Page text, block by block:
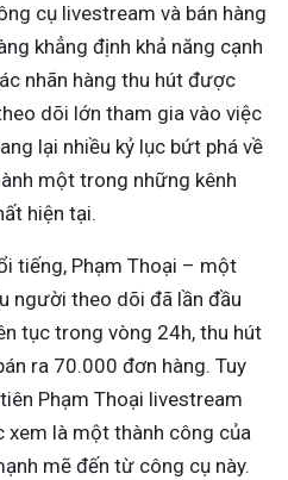
cụ livestream và bán hàng
khẳng định khả năng cạnh
nhãn hàng thu hút được
dõi lớn tham gia vào việc
lại nhiều kỷ lục bứt phá về
một trong những kênh
hiện tại.
tiếng, Phạm Thoại – một
người theo dõi đã lần đầu
tục trong vòng 24h, thu hút
ra 70.000 đơn hàng. Tuy
Phạm Thoại livestream
xem là một thành công của
mẽ đến từ công cụ này.